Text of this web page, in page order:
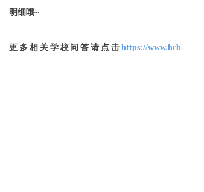
明细哦~
更多相关学校问答请点击 https://www.hrb-